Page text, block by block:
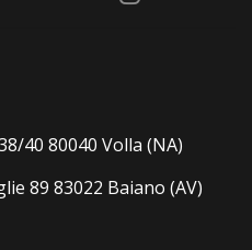
40 80040 Volla (NA)
89 83022 Baiano (AV)